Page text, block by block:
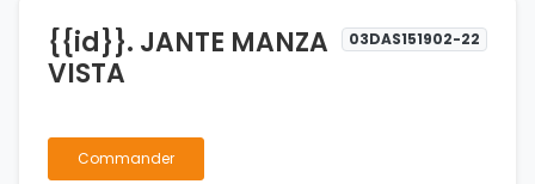
{{id}}. JANTE MANZA
VISTA
03DAS151902-22
Commander